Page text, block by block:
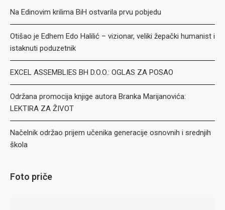
Na Edinovim krilima BiH ostvarila prvu pobjedu
Otišao je Edhem Edo Halilić – vizionar, veliki žepački humanist i
istaknuti poduzetnik
EXCEL ASSEMBLIES BH D.O.O.: OGLAS ZA POSAO
Održana promocija knjige autora Branka Marijanovića:
LEKTIRA ZA ŽIVOT
Načelnik održao prijem učenika generacije osnovnih i srednjih
škola
Foto priče